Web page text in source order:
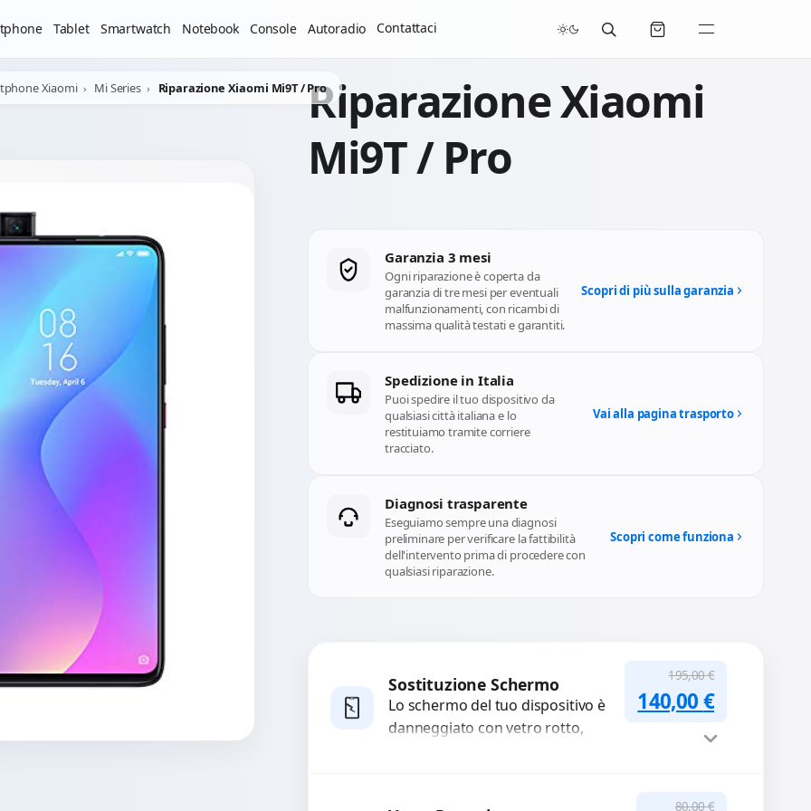
Tablet Smartwatch Notebook Console Autoradio Contattaci
Xiaomi Mi Series Riparazione Xiaomi Mi9T / ProRiparazione Xiaomi
Mi9T / Pro
Garanzia 3 mesi
Ogni riparazione è coperta da
garanzia di tre mesi per eventuali
malfunzionamenti, con ricambi di
massima qualità testati e garantiti.
Scopri di più sulla garanzia
Spedizione in Italia
Puoi spedire il tuo dispositivo da
qualsiasi città italiana e lo
restituiamo tramite corriere
tracciato.
Vai alla pagina trasporto
Diagnosi trasparente
Eseguiamo sempre una diagnosi
preliminare per verificare la fattibilità
dell'intervento prima di procedere con
qualsiasi riparazione.
Scopri come funziona
Sostituzione Schermo
Lo schermo del tuo dispositivo è
danneggiato con vetro rotto,
195,00€
Il prezzo originale
140,00€Il prezzo
80,00€